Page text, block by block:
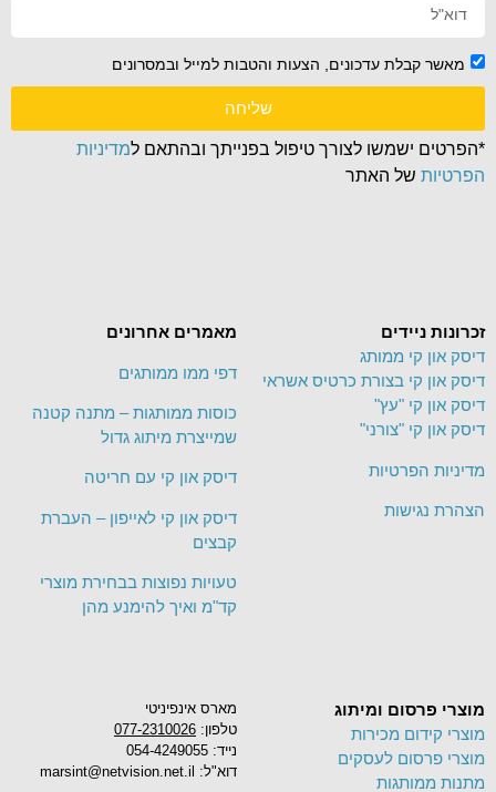
מארס אינפיניטי
טלפון: 077-2310026
נייד: 054-4249055
דוא"ל: marsint@netvision.net.il
מוצרי פרסום ומיתוג
מוצרי קידום מכירות
מוצרי פרסום לעסקים
מתנות ממותגות
מאמרים אחרונים
דפי ממו ממותגים
כוסות ממותגות – מתנה קטנה
שמייצרת מיתוג גדול
דיסק און קי עם חריטה
דיסק און קי לאייפון – העברת
קבצים
טעויות נפוצות בבחירת מוצרי
קד"מ ואיך להימנע מהן
זכרונות ניידים
דיסק און קי ממותג
דיסק און קי בצורת כרטיס אשראי
דיסק און קי "עץ"
דיסק און קי "צורני"
מדיניות הפרטיות
הצהרת נגישות
מאשר קבלת עדכונים, הצעות והטבות למייל ובמסרונים
שליחה
*הפרטים ישמשו לצורך טיפול בפנייתך ובהתאם למדיניות
הפרטיות של האתר